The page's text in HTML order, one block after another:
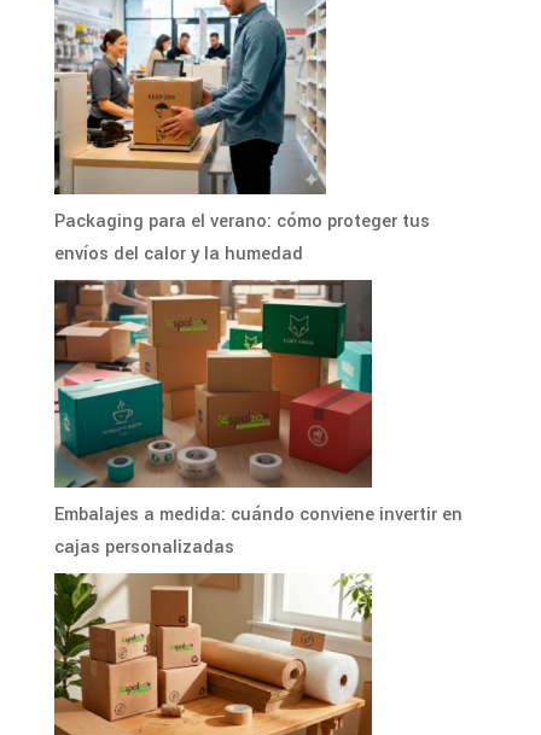
Packaging para el verano: cómo proteger tus
envíos del calor y la humedad
Embalajes a medida: cuándo conviene invertir en
cajas personalizadas